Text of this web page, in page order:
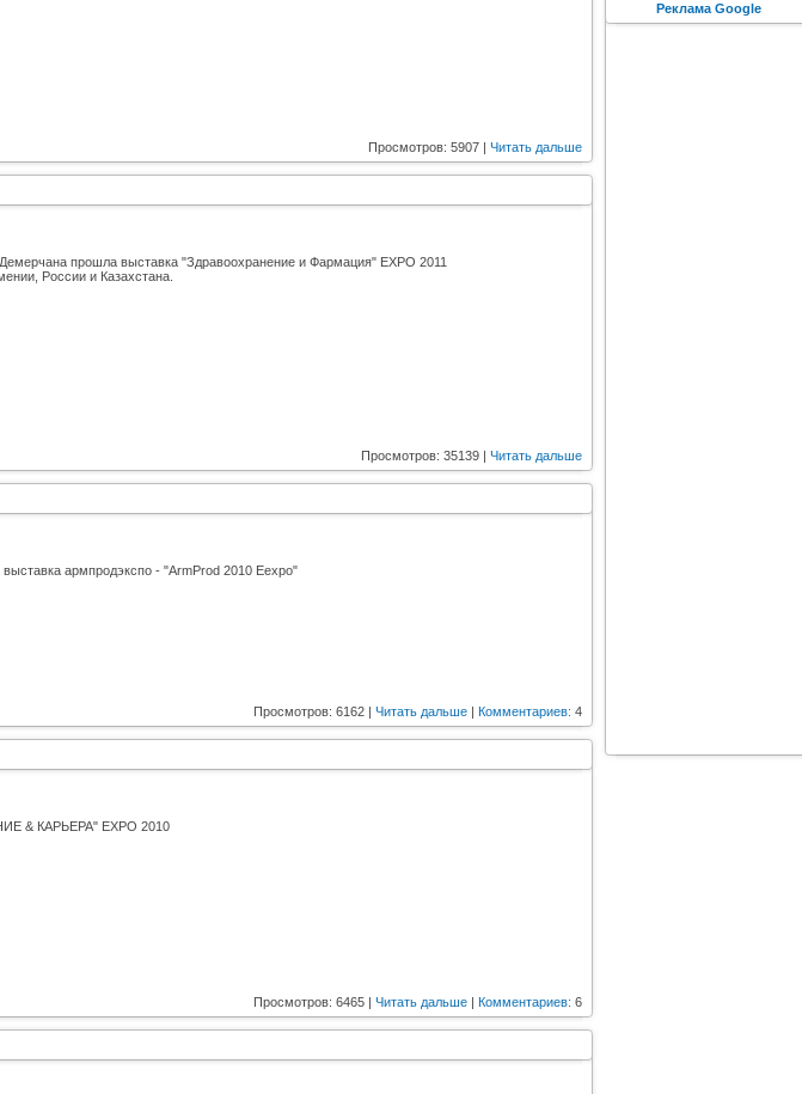
Просмотров: 5907 | Читать дальше
прошла выставка "Здравоохранение и Фармация" EXPO 2011
России и Казахстана.
Просмотров: 35139 | Читать дальше
армпродэкспо - "ArmProd 2010 Eexpo"
Просмотров: 6162 | Читать дальше | Комментариев: 4
& КАРЬЕРА" EXPO 2010
Просмотров: 6465 | Читать дальше | Комментариев: 6
Реклама Google